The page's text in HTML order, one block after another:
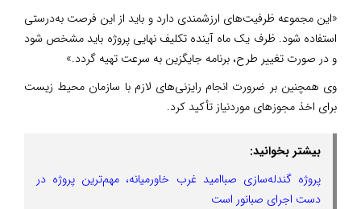
«این مجموعه ظرفیت‌های ارزشمندی دارد و باید از این فرصت به‌درستی
استفاده شود. ظرف یک ماه آینده تکلیف نهایی پروژه باید مشخص شود
و در صورت تغییر طرح، برنامه جایگزین به سرعت تهیه گردد.»
وی همچنین بر ضرورت انجام رایزنی‌های لازم با سازمان محیط زیست
برای اخذ مجوزهای موردنیاز تأکید کرد.
بیشتر بخوانید:
پروژه گندله‌سازی صباامید غرب خاورمیانه، مهم‌ترین پروژه در
دست اجرای صبانور است